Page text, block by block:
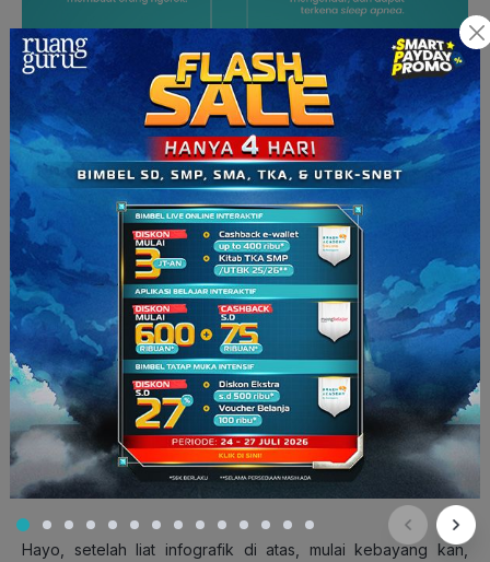
Hayo, setelah liat infografik di atas, mulai kebayang kan,